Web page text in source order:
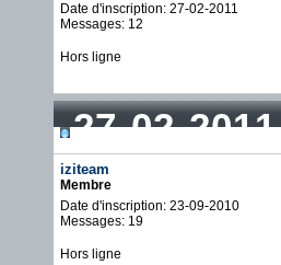
Date d'inscription: 27-02-2011
Messages: 12
Hors ligne
27-02-
iziteam
Membre
Date d'inscription: 23-09-2010
Messages: 19
Hors ligne